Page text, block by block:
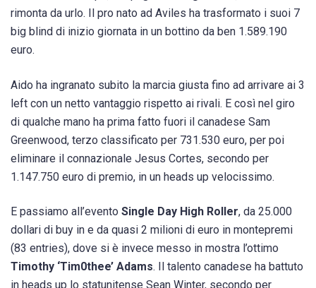
rimonta da urlo. Il pro nato ad Aviles ha trasformato i suoi 7
big blind di inizio giornata in un bottino da ben 1.589.190
euro.
Aido ha ingranato subito la marcia giusta fino ad arrivare ai 3
left con un netto vantaggio rispetto ai rivali. E così nel giro
di qualche mano ha prima fatto fuori il canadese Sam
Greenwood, terzo classificato per 731.530 euro, per poi
eliminare il connazionale Jesus Cortes, secondo per
1.147.750 euro di premio, in un heads up velocissimo.
E passiamo all’evento Single Day High Roller, da 25.000
dollari di buy in e da quasi 2 milioni di euro in montepremi
(83 entries), dove si è invece messo in mostra l’ottimo
Timothy ‘Tim0thee’ Adams. Il talento canadese ha battuto
in heads up lo statunitense Sean Winter, secondo per